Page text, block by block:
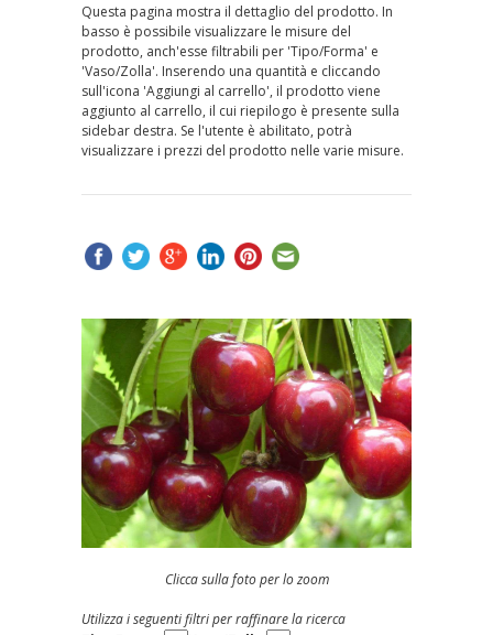
Questa pagina mostra il dettaglio del prodotto. In
basso è possibile visualizzare le misure del
prodotto, anch'esse filtrabili per 'Tipo/Forma' e
'Vaso/Zolla'. Inserendo una quantità e cliccando
sull'icona 'Aggiungi al carrello', il prodotto viene
aggiunto al carrello, il cui riepilogo è presente sulla
sidebar destra. Se l'utente è abilitato, potrà
visualizzare i prezzi del prodotto nelle varie misure.
Clicca sulla foto per lo zoom
Utilizza i seguenti filtri per raffinare la ricerca